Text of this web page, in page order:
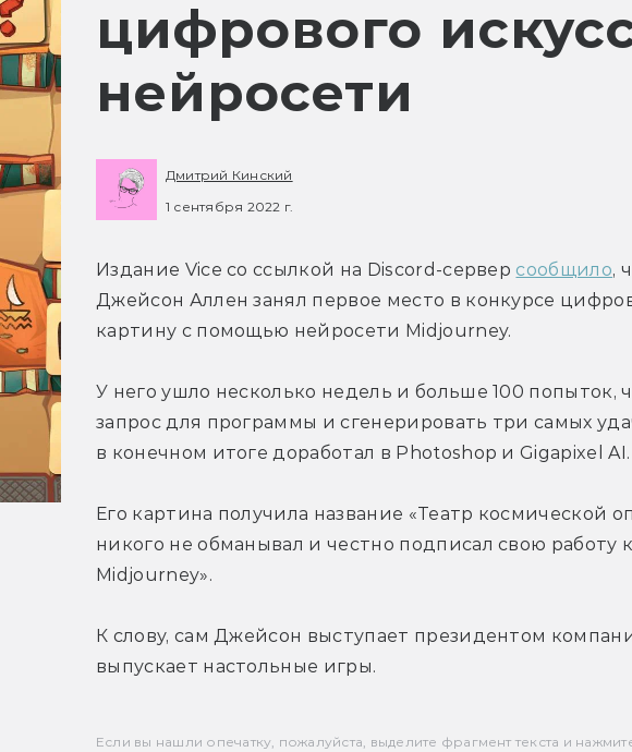
цифрового
нейросети
Дмитрий Кинский
1 сентября 2022 г.
Издание Vice со ссылкой на Discord-сервер сообщило,
Джейсон Аллен занял первое место в конкурсе
картину с помощью нейросети Midjourney.
У него ушло несколько недель и больше 100
запрос для программы и сгенерировать три самых
в конечном итоге доработал в Photoshop и Gigapixel AI.
Его картина получила название «Театр космической
никого не обманывал и честно подписал свою работу
Midjourney».
К слову, сам Джейсон выступает президентом
выпускает настольные игры.
Если вы нашли опечатку, пожалуйста, выделите фрагмент текста и